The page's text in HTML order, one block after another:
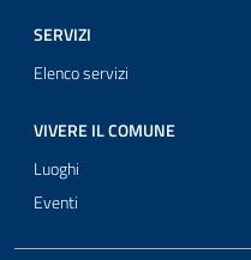
SERVIZI
Elenco servizi
VIVERE IL COMUNE
Luoghi
Eventi